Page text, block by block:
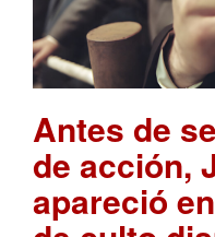
Antes de
de acción,
apareció